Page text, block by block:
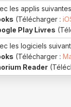
les applis
(Télécharger :
Play Livres
les logiciels
(Télécharger :
Reader